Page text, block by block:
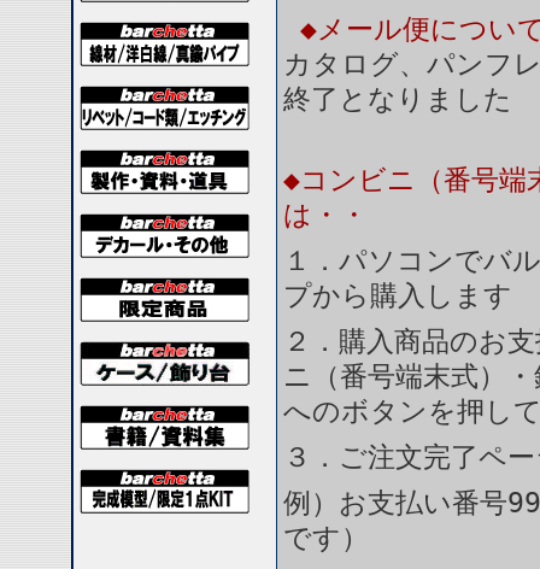
◆メール便につい
カタログ、パンフ
終了となりました
◆コンビニ（番号端
は・・
１．パソコンでバ
プから購入します
２．購入商品のお
ニ（番号端末式）
へのボタンを押し
３．ご注文完了ペ
例）お支払い番号
です）